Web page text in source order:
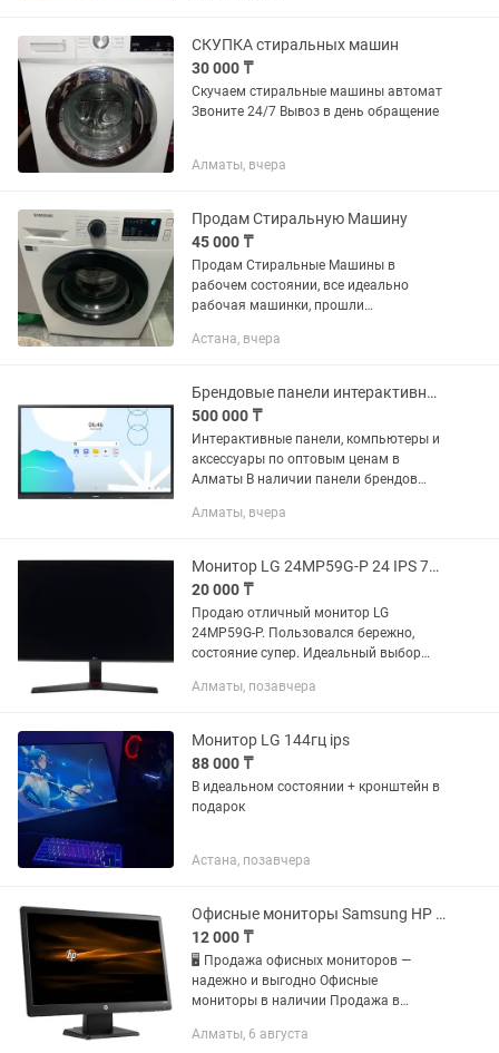
СКУПКА стиральных машин
30 000 ₸
Скучаем стиральные машины автомат
Звоните 24/7 Вывоз в день обращение
Алматы, вчера
Продам Стиральную Машину
45 000 ₸
Продам Стиральные Машины в
рабочем состоянии, все идеально
рабочая машинки, прошли
гарантия. Можем доставить по городу
24/7.
Астана, вчера
Брендовые панели интерактивные/компьютерыLG/Samsung/DAHUA/XG (Скидки!)
500 000 ₸
Интерактивные панели, компьютеры и
аксессуары по оптовым ценам в
Алматы В наличии панели брендов
Размеры: дюймов. Современные
Алматы, вчера
Монитор LG 24MP59G-P 24 IPS 75Hz 1ms
20 000 ₸
Продаю отличный монитор LG
24MP59G-P. Пользовался бережно,
состояние супер. Идеальный выбор
(1920x1080) разрешение. HDMI,
Алматы, позавчера
Монитор LG 144гц ips
88 000 ₸
В идеальном состоянии + кронштейн в
подарок
Астана, позавчера
Офисные мониторы Samsung HP Lenovo QMax LG
12 000 ₸
🖥 Продажа офисных мониторов —
надежно и выгодно Офисные
мониторы в наличии Продажа в
мониторы для работы, учебы и бизнеса
Алматы, 6 августа